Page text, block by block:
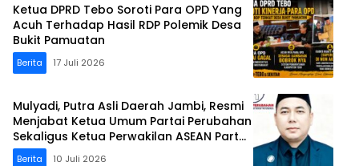
Ketua DPRD Tebo Soroti Para OPD Yang
Acuh Terhadap Hasil RDP Polemik Desa
Bukit Pamuatan
Berita 17 Juli 2026
Mulyadi, Putra Asli Daerah Jambi, Resmi
Menjabat Ketua Umum Partai Perubahan
Sekaligus Ketua Perwakilan ASEAN Partai
Perubahan di Malaysia
Berita 10 Juli 2026